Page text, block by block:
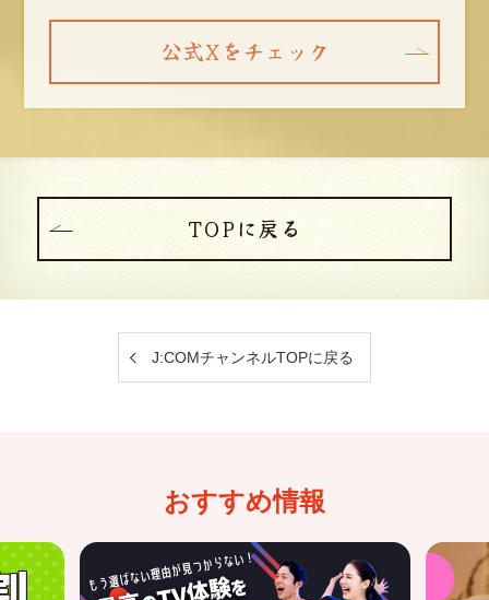
公式Xをチェック
TOPに戻る
J:COMチャンネルTOPに戻る
おすすめ情報